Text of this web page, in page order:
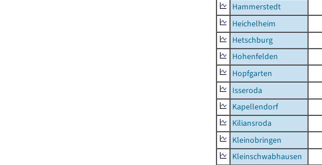
Hammerstedt
Heichelheim
Hetschburg
Hohenfelden
Hopfgarten
Isseroda
Kapellendorf
Kiliansroda
Kleinobringen
Kleinschwabhausen